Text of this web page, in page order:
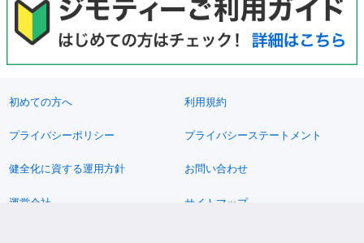
初めての方へ 利用規約
プライバシーポリシー プライバシーステートメント
健全化に資する運用方針 お問い合わせ
運営会社 サイトマップ